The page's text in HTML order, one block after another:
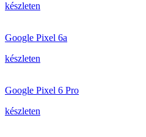
készleten
Google Pixel 6a
készleten
Google Pixel 6 Pro
készleten